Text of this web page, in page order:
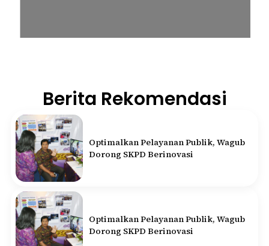
Berita Rekomendasi
Optimalkan Pelayanan Publik, Wagub
Dorong SKPD Berinovasi
Optimalkan Pelayanan Publik, Wagub
Dorong SKPD Berinovasi